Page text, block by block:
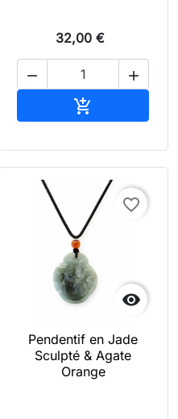
32,00 €
 


favorite_border
Pendentif en Jade
Sculpté & Agate
Orange